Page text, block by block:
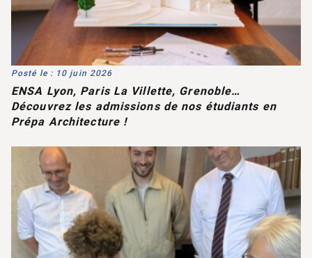
Posté le : 10 juin 2026
ENSA Lyon, Paris La Villette, Grenoble…
Découvrez les admissions de nos étudiants en
Prépa Architecture !